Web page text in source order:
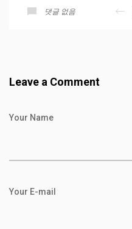
댓글 없음
Leave a Comment
Your Name
Your E-mail